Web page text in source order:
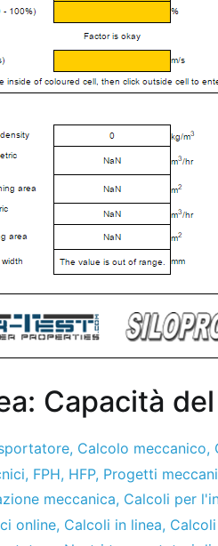
Capacità
, Calcolo meccanico,
, FPH, HFP, Progetti
meccanica, Calcoli per
online, Calcoli in linea,